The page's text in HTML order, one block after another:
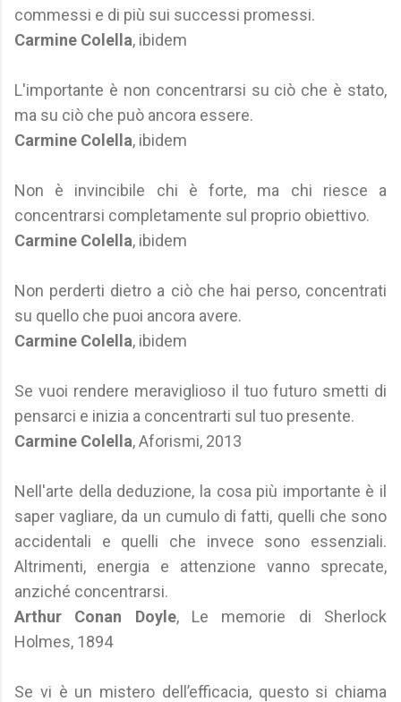
commessi e di più sui successi promessi.
Carmine Colella, ibidem
L'importante è non concentrarsi su ciò che è stato,
ma su ciò che può ancora essere.
Carmine Colella, ibidem
Non è invincibile chi è forte, ma chi riesce a
concentrarsi completamente sul proprio obiettivo.
Carmine Colella, ibidem
Non perderti dietro a ciò che hai perso, concentrati
su quello che puoi ancora avere.
Carmine Colella, ibidem
Se vuoi rendere meraviglioso il tuo futuro smetti di
pensarci e inizia a concentrarti sul tuo presente.
Carmine Colella, Aforismi, 2013
Nell'arte della deduzione, la cosa più importante è il
saper vagliare, da un cumulo di fatti, quelli che sono
accidentali e quelli che invece sono essenziali.
Altrimenti, energia e attenzione vanno sprecate,
anziché concentrarsi.
Arthur Conan Doyle, Le memorie di Sherlock
Holmes, 1894
Se vi è un mistero dell’efficacia, questo si chiama